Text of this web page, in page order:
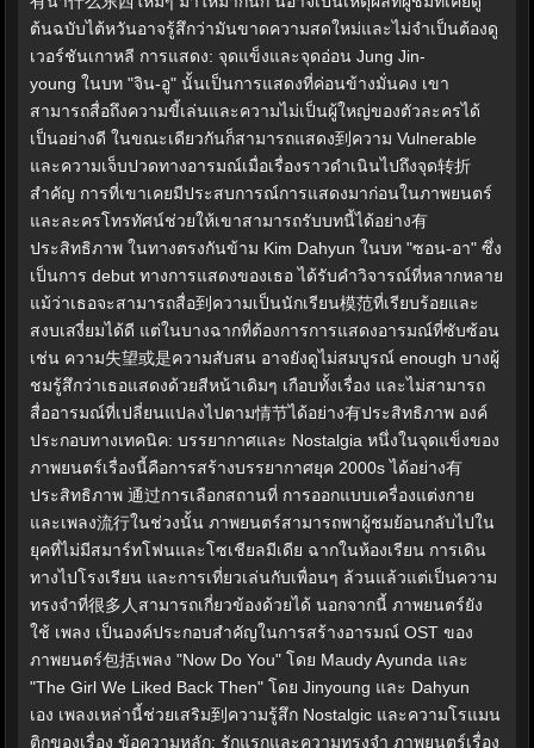
ต้นฉบับไต้หวันอาจรู้สึกว่ามันขาดความสดใหม่และไม่จำเป็นต้องดู
เวอร์ชันเกาหลี การแสดง: จุดแข็งและจุดอ่อน Jung Jin-
young ในบท "จิน-อู" นั้นเป็นการแสดงที่ค่อนข้างมั่นคง เขา
สามารถสื่อถึงความขี้เล่นและความไม่เป็นผู้ใหญ่ของตัวละครได้
เป็นอย่างดี ในขณะเดียวกันก็สามารถแสดง到ความ Vulnerable
และความเจ็บปวดทางอารมณ์เมื่อเรื่องราวดำเนินไปถึงจุด转折
สำคัญ การที่เขาเคยมีประสบการณ์การแสดงมาก่อนในภาพยนตร์
และละครโทรทัศน์ช่วยให้เขาสามารถรับบทนี้ได้อย่าง有
ประสิทธิภาพ ในทางตรงกันข้าม Kim Dahyun ในบท "ซอน-อา" ซึ่ง
เป็นการ debut ทางการแสดงของเธอ ได้รับคำวิจารณ์ที่หลากหลาย
แม้ว่าเธอจะสามารถสื่อ到ความเป็นนักเรียน模范ที่เรียบร้อยและ
สงบเสงี่ยมได้ดี แต่ในบางฉากที่ต้องการการแสดงอารมณ์ที่ซับซ้อน
เช่น ความ失望或是ความสับสน อาจยังดูไม่สมบูรณ์ enough บางผู้
ชมรู้สึกว่าเธอแสดงด้วยสีหน้าเดิมๆ เกือบทั้งเรื่อง และไม่สามารถ
สื่ออารมณ์ที่เปลี่ยนแปลงไปตาม情节ได้อย่าง有ประสิทธิภาพ องค์
ประกอบทางเทคนิค: บรรยากาศและ Nostalgia หนึ่งในจุดแข็งของ
ภาพยนตร์เรื่องนี้คือการสร้างบรรยากาศยุค 2000s ได้อย่าง有
ประสิทธิภาพ 通过การเลือกสถานที่ การออกแบบเครื่องแต่งกาย
และเพลง流行ในช่วงนั้น ภาพยนตร์สามารถพาผู้ชมย้อนกลับไปใน
ยุคที่ไม่มีสมาร์ทโฟนและโซเชียลมีเดีย ฉากในห้องเรียน การเดิน
ทางไปโรงเรียน และการเที่ยวเล่นกับเพื่อนๆ ล้วนแล้วแต่เป็นความ
ทรงจำที่很多人สามารถเกี่ยวข้องด้วยได้ นอกจากนี้ ภาพยนตร์ยัง
ใช้ เพลง เป็นองค์ประกอบสำคัญในการสร้างอารมณ์ OST ของ
ภาพยนตร์包括เพลง "Now Do You" โดย Maudy Ayunda และ
"The Girl We Liked Back Then" โดย Jinyoung และ Dahyun
เอง เพลงเหล่านี้ช่วยเสริม到ความรู้สึก Nostalgic และความโรแมน
ติกของเรื่อง ข้อความหลัก: รักแรกและความทรงจำ ภาพยนตร์เรื่อง